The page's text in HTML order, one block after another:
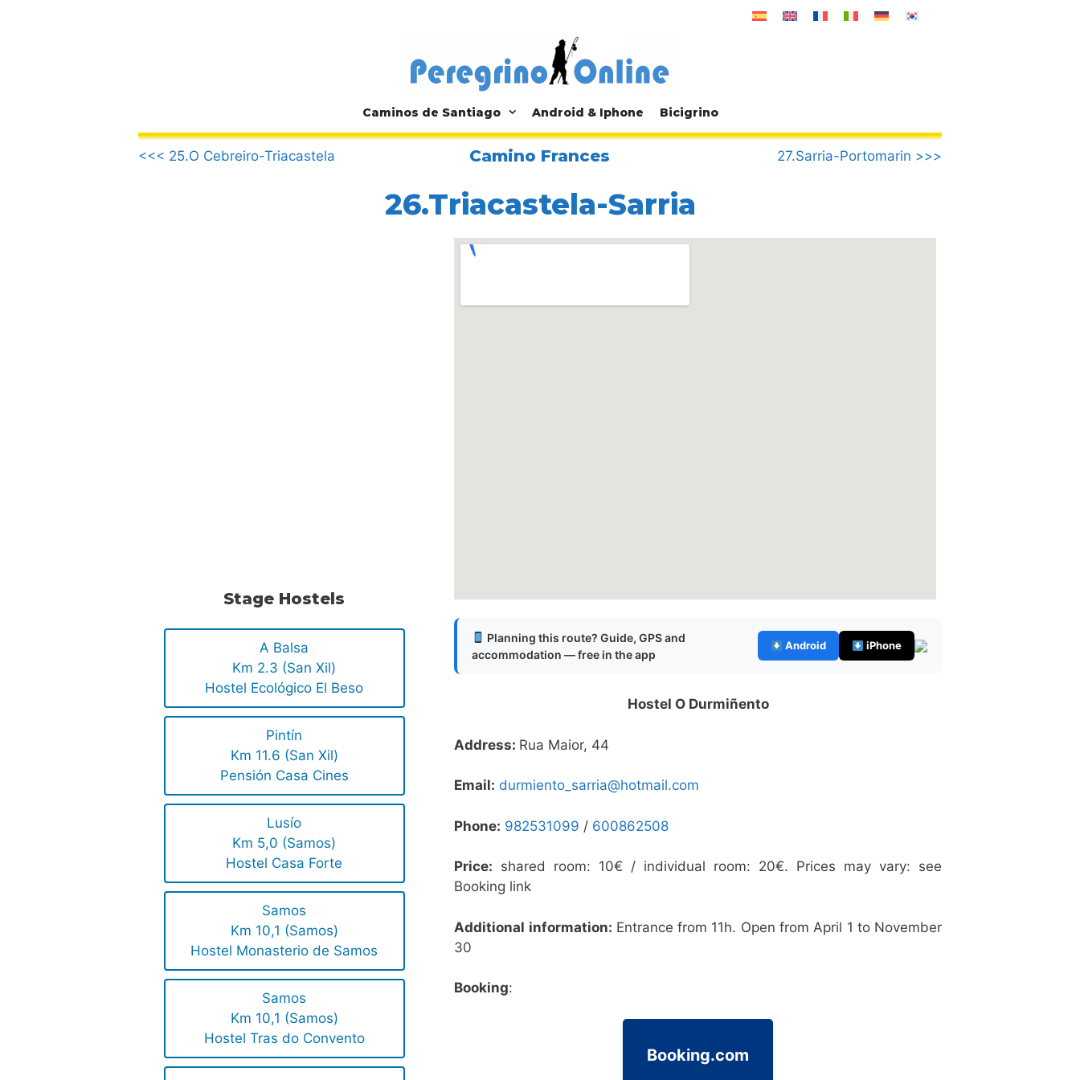
Caminos de Santiago Android & Iphone Bicigrino
.
<<< 25.O Cebreiro-Triacastela
Camino Frances 27.Sarria-Portomarin >>>
26.Triacastela-Sarria
Stage Hostels
A Balsa
Km 2.3 (San Xil)
Hostel Ecológico El Beso
Pintín
Km 11.6 (San Xil)
Pensión Casa Cines
Lusío
Km 5,0 (Samos)
Hostel Casa Forte
Samos
Km 10,1 (Samos)
Hostel Monasterio de Samos
Samos
Km 10,1 (Samos)
Hostel Tras do Convento
Planning this route? Guide, GPS and
accommodation — free in the app
Android iPhone
Hostel O Durmiñento
Address: Rua Maior, 44
Email: durmiento_sarria@hotmail.com
Phone: 982531099 / 600862508
Price: shared room: 10€ / individual room: 20€. Prices may vary: see
Booking link
Additional information: Entrance from 11h. Open from April 1 to November
30
Booking:
Booking.com